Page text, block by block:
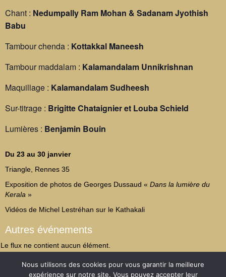
Chant : Nedumpally Ram Mohan & Sadanam Jyothish
Babu
Tambour chenda : Kottakkal Maneesh
Tambour maddalam : Kalamandalam Unnikrishnan
Maquillage : Kalamandalam Sudheesh
Sur-titrage : Brigitte Chataignier et Louba Schield
Lumières : Benjamin Bouin
Du 23 au 30 janvier
Triangle, Rennes 35
Exposition de photos de Georges Dussaud « Dans la lumière du
Kerala »
Vidéos de Michel Lestréhan sur le Kathakali
Autres événements
Le flux ne contient aucun élément.
Mentions légales Révoquer le consentement
Nous utilisons des cookies pour vous garantir la meilleure
expérience sur notre site. Vous pouvez accepter leur